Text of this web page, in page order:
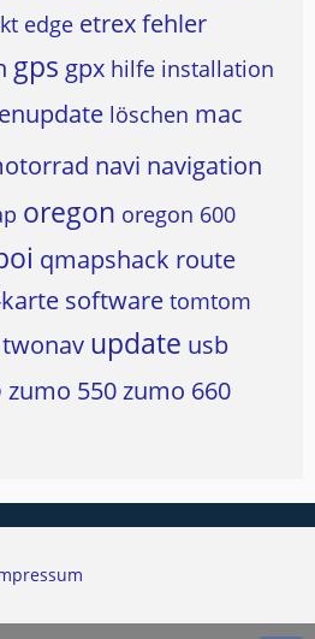
edge etrexfehler
gps gpx hilfe installation
löschen mac
navi navigation
oregon oregon 600
qmapshack route
software tomtom
twonav update usb
zumo 550zumo 660